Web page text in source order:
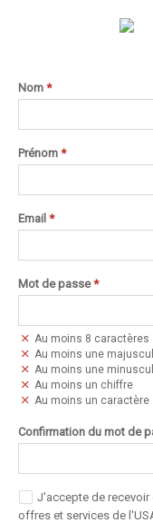
Nom *
Prénom *
Email *
Mot de passe*
Au moins 8 caractères
Au moins une
Au moins une
Au moins un chiffre
Au moins un caractère
Confirmation du mot de
J'accepte de
offres et services de